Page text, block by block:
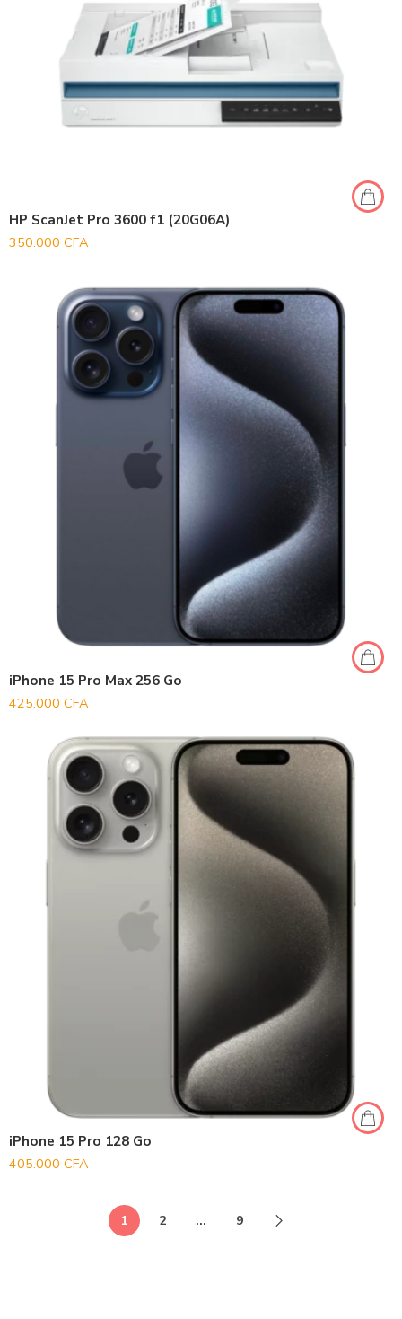
HP ScanJet Pro 3600 f1 (20G06A)
350.000 CFA
iPhone 15 Pro Max 256 Go
425.000 CFA
iPhone 15 Pro 128 Go
405.000 CFA
1 2 … 9